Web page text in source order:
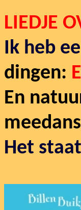
LIEDJE
Ik heb
dingen:
En
Het